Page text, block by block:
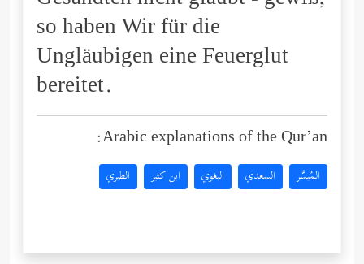
so haben Wir für die
Ungläubigen eine Feuerglut
bereitet.
Arabic explanations of the Qur’an:
المُيسَّر السعدي البغوي ابن كثير الطبري